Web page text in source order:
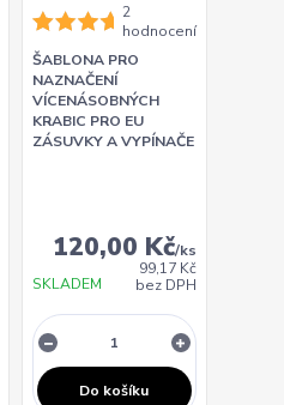
2
hodnocení
ŠABLONA PRO
NAZNAČENÍ
VÍCENÁSOBNÝCH
KRABIC PRO EU
ZÁSUVKY A VYPÍNAČE
120,00 Kč/ks
99,17 Kč
bez DPH
SKLADEM
Do košíku